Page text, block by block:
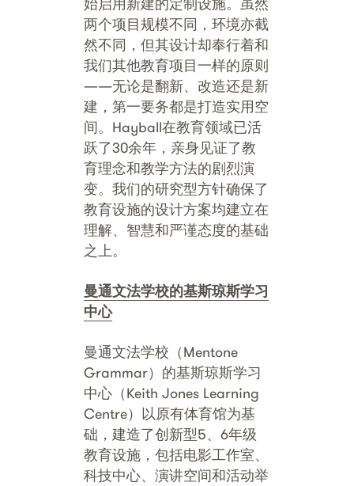
两个项目规模不同，环境亦截
然不同，但其设计却奉行着和
我们其他教育项目一样的原则
——无论是翻新、改造还是新
建，第一要务都是打造实用空
间。Hayball在教育领域已活
跃了30余年，亲身见证了教
育理念和教学方法的剧烈演
变。我们的研究型方针确保了
教育设施的设计方案均建立在
理解、智慧和严谨态度的基础
之上。
曼通文法学校的基斯琼斯学习
中心
曼通文法学校（Mentone
Grammar）的基斯琼斯学习
中心（Keith Jones Learning
Centre）以原有体育馆为基
础，建造了创新型5、6年级
教育设施，包括电影工作室、
科技中心、演讲空间和活动举